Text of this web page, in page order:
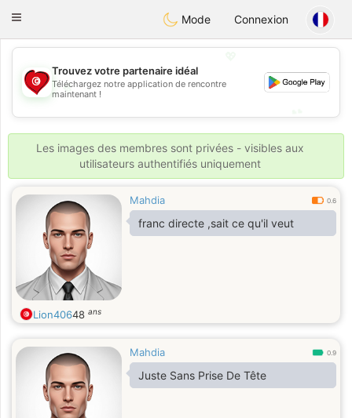
Tunisia Dating
Toggle
Mode Connexion
💖
💕
Trouvez votre partenaire idéal
Téléchargez notre application de rencontre
maintenant !
Les images des membres sont privées - visibles aux
utilisateurs authentifiés uniquement
Mahdia 0.6
franc directe ,sait ce qu'il veut
Lion40648 ans
Mahdia 0.9
Juste Sans Prise De Tête